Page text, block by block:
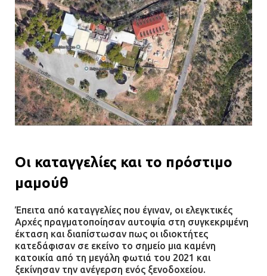
Οι καταγγελίες και το πρόστιμο
μαμούθ
Έπειτα από καταγγελίες που έγιναν, οι ελεγκτικές
Αρχές πραγματοποίησαν αυτοψία στη συγκεκριμένη
έκταση και διαπίστωσαν πως οι ιδιοκτήτες
κατεδάφισαν σε εκείνο το σημείο μια καμένη
κατοικία από τη μεγάλη φωτιά του 2021 και
ξεκίνησαν την ανέγερση ενός ξενοδοχείου.